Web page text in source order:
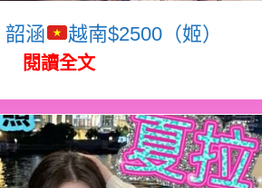
韶涵 越南$2500（姬）
閱讀全文